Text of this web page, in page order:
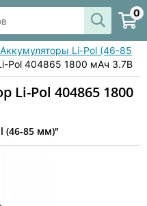
0
Аккумуляторы Li-Pol (46-85
Pol 404865 1800 мАч 3.7В
Li-Pol 404865 1800
(46-85 мм)"